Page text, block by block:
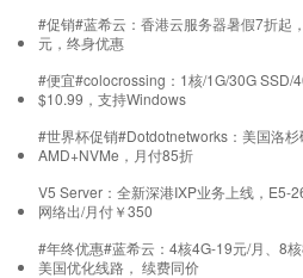
#促销#蓝希云：香港云服务器暑假7折起
元，终身优惠
#便宜#colocrossing：1核/1G/30G SSD/
$10.99，支持Windows
#世界杯促销#Dotdotnetworks：美国洛
AMD+NVMe，月付85折
V5 Server：全新深港IXP业务上线，E5-
网络出/月付￥350
#年终优惠#蓝希云：4核4G-19元/月、8
美国优化线路， 续费同价